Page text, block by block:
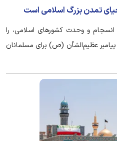
تمدن بزرگ اسلامی است
و وحدت کشور‌های اسلامی، را
عظیم‌الشأن (ص) برای مسلمانان